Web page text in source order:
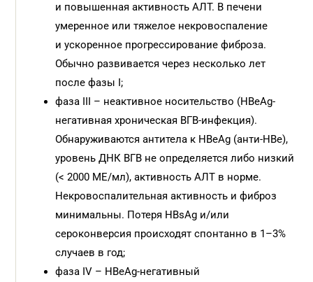
и повышенная активность АЛТ. В печени
умеренное или тяжелое некровоспаление
и ускоренное прогрессирование фиброза.
Обычно развивается через несколько лет
после фазы I;
фаза III – неактивное носительство (HBeAg-
негативная хроническая ВГВ-инфекция).
Обнаруживаются антитела к HBeAg (анти-HBe),
уровень ДНК ВГВ не определяется либо низкий
(< 2000 МЕ/мл), активность АЛТ в норме.
Некровоспалительная активность и фиброз
минимальны. Потеря HBsAg и/или
сероконверсия происходят спонтанно в 1–3%
случаев в год;
фаза IV – HBeAg-негативный